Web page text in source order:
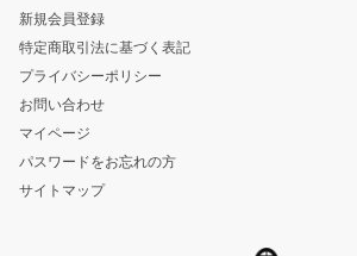
新規会員登録
特定商取引法に基づく表記
プライバシーポリシー
お問い合わせ
マイページ
パスワードをお忘れの方
サイトマップ